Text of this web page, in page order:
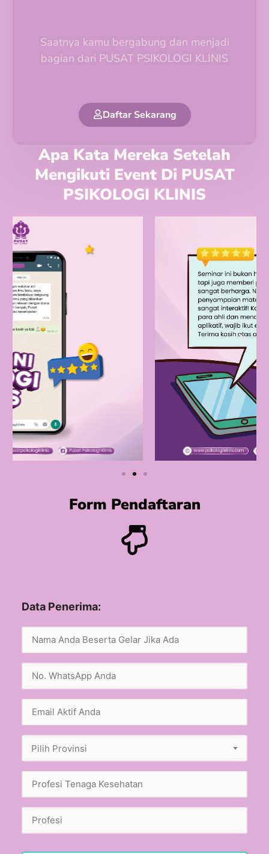
Saatnya kamu bergabung dan menjadi
bagian dari PUSAT PSIKOLOGI KLINIS
Daftar Sekarang
Apa Kata Mereka Setelah
Mengikuti Event Di PUSAT
PSIKOLOGI KLINIS
Form Pendaftaran
Data Penerima:
Pilih Provinsi